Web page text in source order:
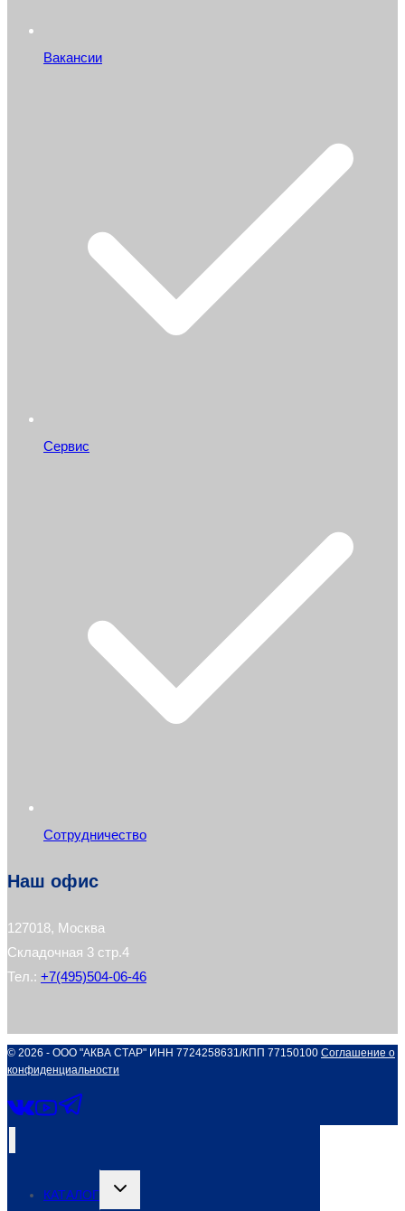
Вакансии
Сервис
Сотрудничество
Наш офис
127018, Москва
Складочная 3 стр.4
Тел.: +7(495)504-06-46
© 2026 - ООО "АКВА СТАР" ИНН 7724258631/КПП 77150100 Соглашение о
конфиденциальности
КАТАЛОГ
Переключить